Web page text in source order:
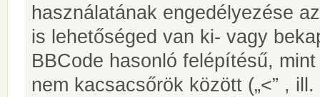
használatának engedélyezése
is lehetőséged van ki- vagy
BBCode hasonló felépítésű,
nem kacsacsőrök között („<” ,